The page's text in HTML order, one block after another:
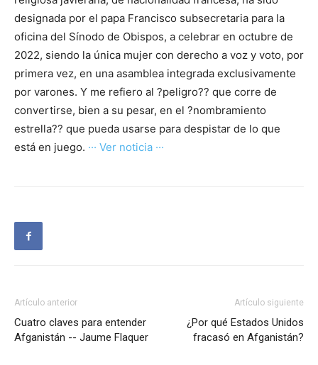
designada por el papa Francisco subsecretaria para la
oficina del Sínodo de Obispos, a celebrar en octubre de
2022, siendo la única mujer con derecho a voz y voto, por
primera vez, en una asamblea integrada exclusivamente
por varones. Y me refiero al ?peligro?? que corre de
convertirse, bien a su pesar, en el ?nombramiento
estrella?? que pueda usarse para despistar de lo que
está en juego. ··· Ver noticia ···
Artículo anterior
Cuatro claves para entender
Afganistán -- Jaume Flaquer
Artículo siguiente
¿Por qué Estados Unidos
fracasó en Afganistán?